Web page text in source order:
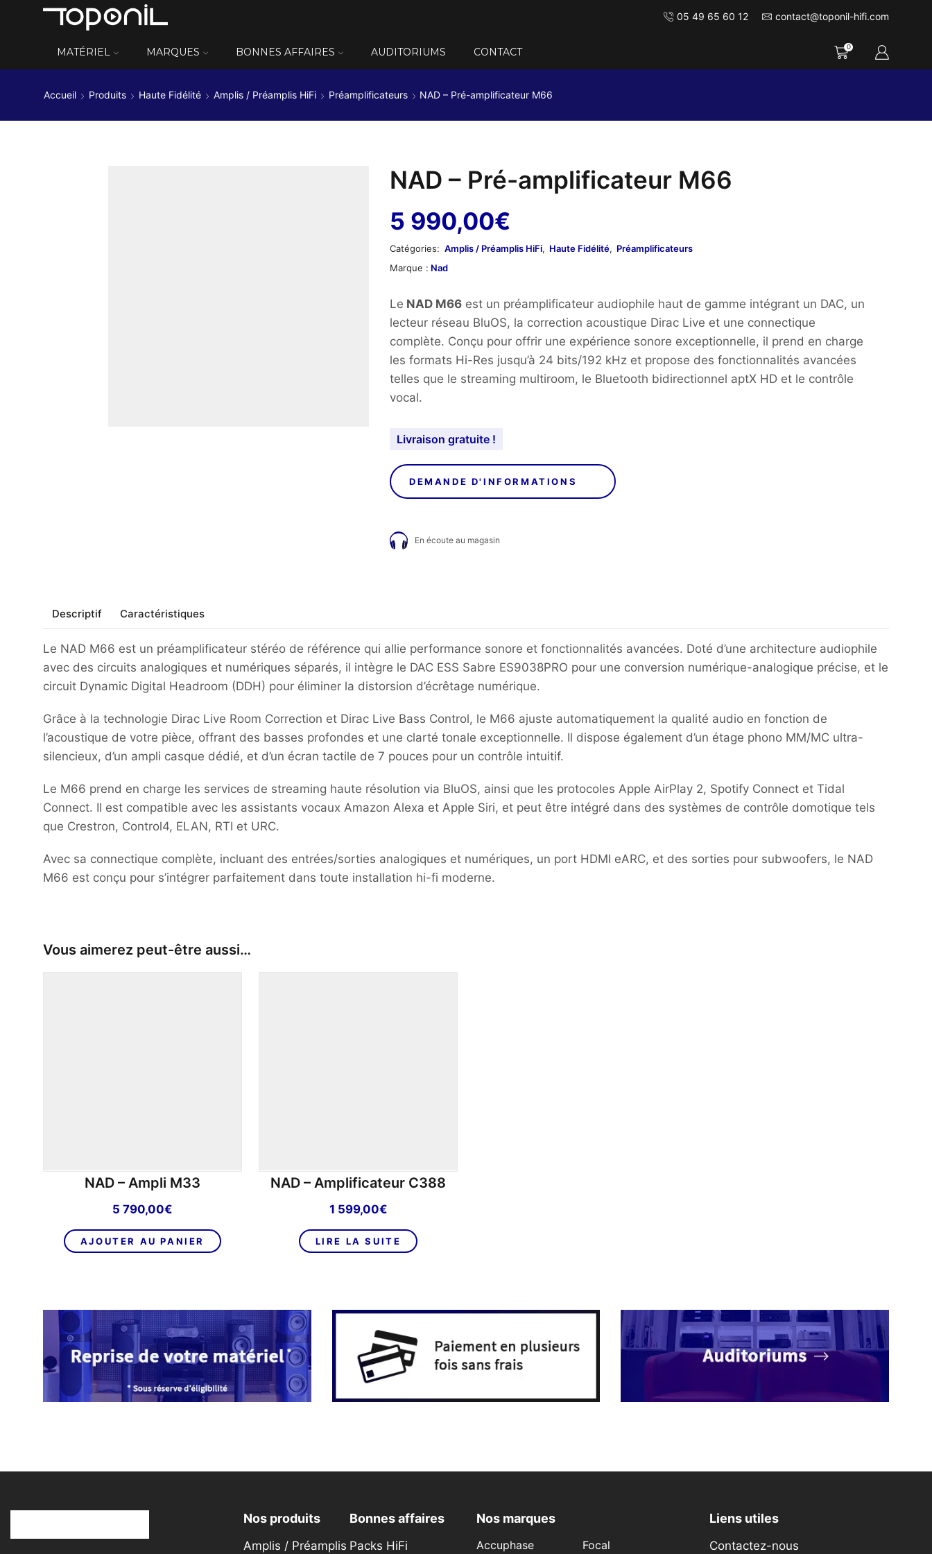
05 49 65 60 12 contact@toponil-hifi.com
MATÉRIEL MARQUES BONNES AFFAIRES AUDITORIUMS CONTACT 0
Accueil Produits Haute Fidélité Amplis / Préamplis HiFi Préamplificateurs NAD – Pré-amplificateur M66
NAD – Pré-amplificateur M66
5 990,00€
Catégories: Amplis / Préamplis HiFi, Haute Fidélité, Préamplificateurs
Marque : Nad
Le NAD M66 est un préamplificateur audiophile haut de gamme intégrant un DAC, un
lecteur réseau BluOS, la correction acoustique Dirac Live et une connectique
complète. Conçu pour offrir une expérience sonore exceptionnelle, il prend en charge
les formats Hi-Res jusqu’à 24 bits/192 kHz et propose des fonctionnalités avancées
telles que le streaming multiroom, le Bluetooth bidirectionnel aptX HD et le contrôle
vocal.
Livraison gratuite !
DEMANDE D'INFORMATIONS
En écoute au magasin
Descriptif Caractéristiques
Le NAD M66 est un préamplificateur stéréo de référence qui allie performance sonore et fonctionnalités avancées. Doté d’une architecture audiophile
avec des circuits analogiques et numériques séparés, il intègre le DAC ESS Sabre ES9038PRO pour une conversion numérique-analogique précise, et le
circuit Dynamic Digital Headroom (DDH) pour éliminer la distorsion d’écrêtage numérique.
Grâce à la technologie Dirac Live Room Correction et Dirac Live Bass Control, le M66 ajuste automatiquement la qualité audio en fonction de
l’acoustique de votre pièce, offrant des basses profondes et une clarté tonale exceptionnelle. Il dispose également d’un étage phono MM/MC ultra-
silencieux, d’un ampli casque dédié, et d’un écran tactile de 7 pouces pour un contrôle intuitif.
Le M66 prend en charge les services de streaming haute résolution via BluOS, ainsi que les protocoles Apple AirPlay 2, Spotify Connect et Tidal
Connect. Il est compatible avec les assistants vocaux Amazon Alexa et Apple Siri, et peut être intégré dans des systèmes de contrôle domotique tels
que Crestron, Control4, ELAN, RTI et URC.
Avec sa connectique complète, incluant des entrées/sorties analogiques et numériques, un port HDMI eARC, et des sorties pour subwoofers, le NAD
M66 est conçu pour s’intégrer parfaitement dans toute installation hi-fi moderne.
Vous aimerez peut-être aussi…
NAD – Ampli M33
5 790,00€
AJOUTER AU PANIER
NAD – Amplificateur C388
1 599,00€
LIRE LA SUITE
Nos produits
Amplis / Préamplis
Bonnes affaires
Packs HiFi
Nos marques
Accuphase Focal
Liens utiles
Contactez-nous